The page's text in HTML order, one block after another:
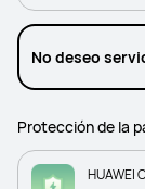
No deseo
Protección de la
HUAWEI